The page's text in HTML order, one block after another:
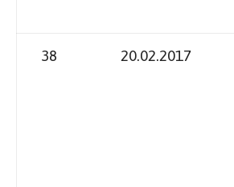
38 20.02.2017